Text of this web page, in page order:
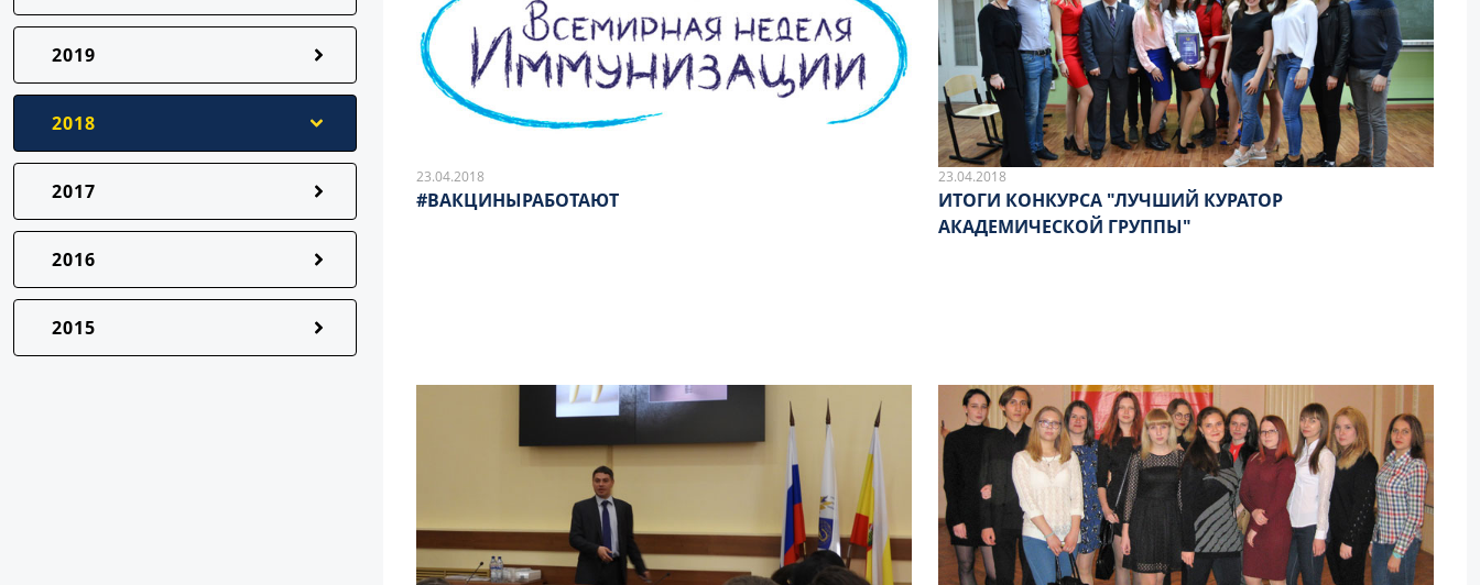
2019
2018
2017
2016
2015
23.04.2018
#ВАКЦИНЫРАБОТАЮТ
23.04.2018
ИТОГИ КОНКУРСА "ЛУЧШИЙ КУРАТОР
АКАДЕМИЧЕСКОЙ ГРУППЫ"